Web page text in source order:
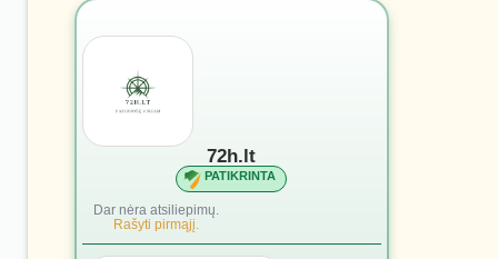
72h.lt
PATIKRINTA
Dar nėra atsiliepimų.
Rašyti pirmąjį.